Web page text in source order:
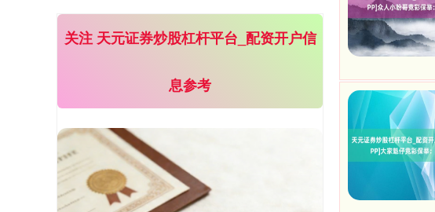
基金指数
关注 天元证券炒股杠杆平台_配资开户信
息参考